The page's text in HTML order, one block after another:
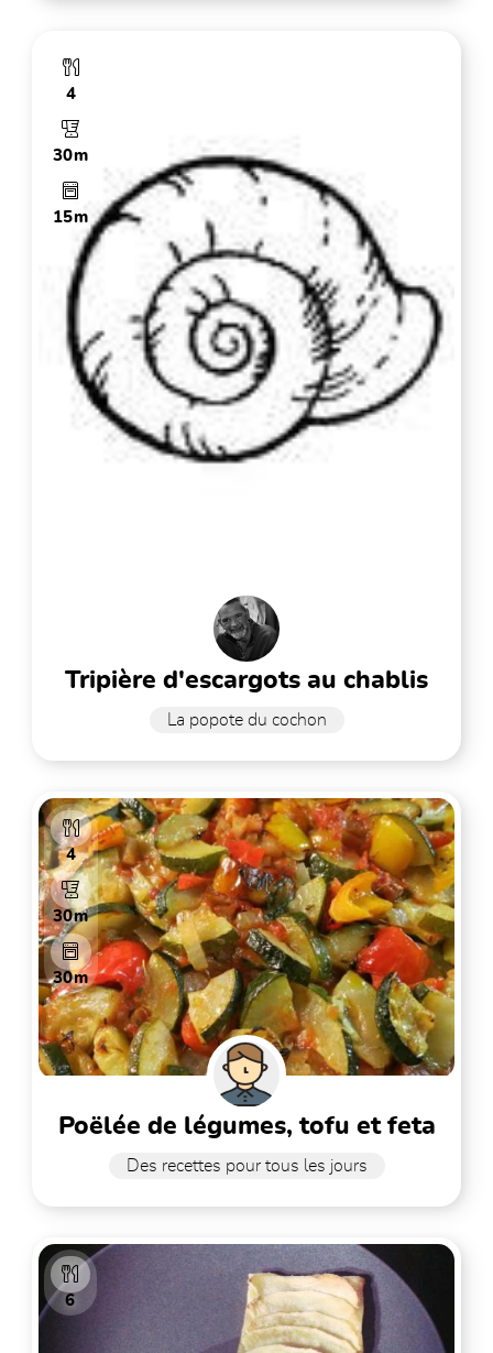
4
30m
15m
tripière d'escargots au chablis
La popote du cochon
4
30m
30m
poëlée de légumes, tofu et feta
Des recettes pour tous les jours
6